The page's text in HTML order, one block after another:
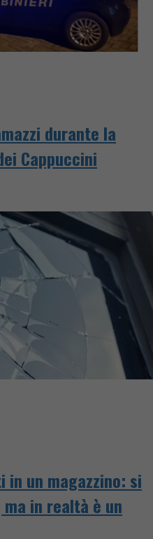
durante la
Cappuccini
un magazzino: si
in realtà è un